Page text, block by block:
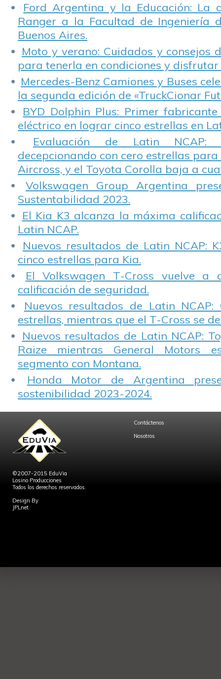
Ford Argentina y la Educación: La
Ranger a la Facultad de Ingeniería
Buenos Aires.
Moto y verano: Cuidados y consejos
para tenerla en condiciones y disfrutar
Mercedes-Benz Camiones y Buses
la segunda edición de «TruckCionar
BYD Dolphin Plus: Primer
eléctrico en lograr cinco estrellas en
Evaluación de Latin NCAP:
decepcionando con cero estrellas para
Aircross, y el Toyota Corolla baja a
Volkswagen Group Argentina
Sustentabilidad 2023.
El Kia K3 alcanza la máxima
Latin NCAP.
Nuevos resultados de Latin NCAP:
cinco estrellas para Kia.
El Volkswagen T-Cross vuelve a
calificación de seguridad.
Nuevos resultados de Latin NCAP:
estrellas, mientras que el T-Cross se
Nuevos resultados de Latin NCAP:
Raize mientras General Motors
segmento con Montana.
Honda Motor de Argentina
sostenibilidad 2023-2024.
©2007-2015 EduVia
Losino Producciones
Todos los derechos reservados.
Design By
JPLnet
Contáctenos
Nosotros